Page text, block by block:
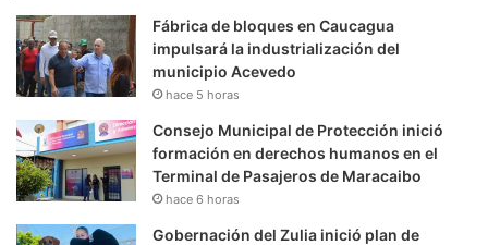
Fábrica de bloques en Caucagua
impulsará la industrialización del
municipio Acevedo
hace 5 horas
Consejo Municipal de Protección inició
formación en derechos humanos en el
Terminal de Pasajeros de Maracaibo
hace 6 horas
Gobernación del Zulia inició plan de